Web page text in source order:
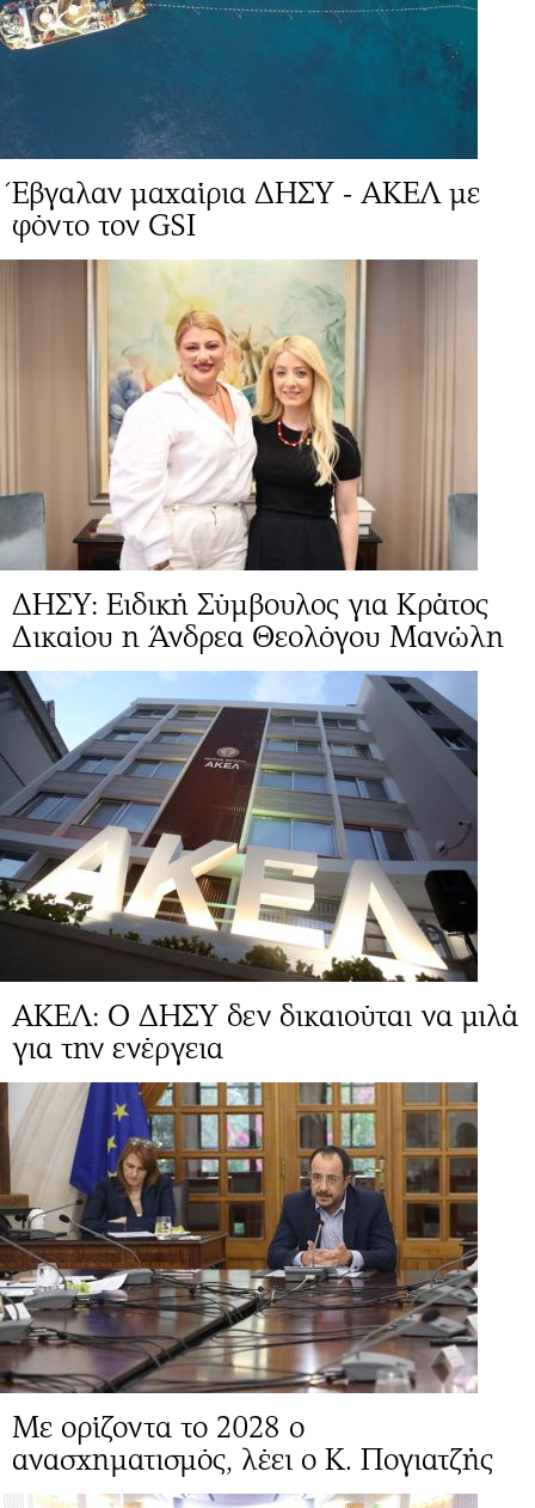
Έβγαλαν μαχαίρια ΔΗΣΥ - ΑΚΕΛ με
φόντο τον GSI
ΔΗΣΥ: Ειδική Σύμβουλος για Κράτος
Δικαίου η Άνδρεα Θεολόγου Μανώλη
ΑΚΕΛ: Ο ΔΗΣΥ δεν δικαιούται να μιλά
για την ενέργεια
Mε ορίζοντα το 2028 ο
ανασχηματισμός, λέει ο Κ. Πογιατζής